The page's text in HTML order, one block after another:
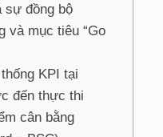
sự đồng bộ
và mục tiêu “Go
KPI tại
đến thực thi
cân bằng